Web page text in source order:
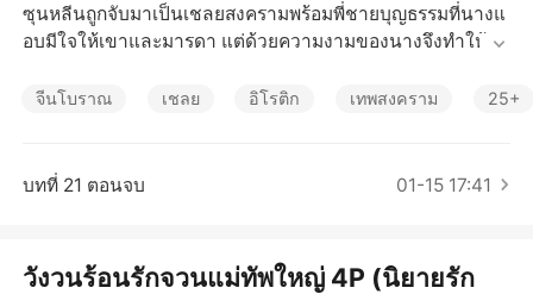
เรื่องสั้นคัดสรร
ซุนหลีนถูกจับมาเป็นเชลยสงครามพร้อมพี่ชายบุญธรรมที่นางแ
อบมีใจให้เขาและมารดา แต่ด้วยความงามของนางจึงทำให้ฮูห
ฉาก NC นำเนื้อหาแทบทั้งเรื่อง และพล็อตเบาคลายเครียด แท
ขอบคุณค่ะ
จีนโบราณ เชลย อิโรติก เทพสงคราม 25+
บทที่ 21 ตอนจบ 01-15 17:41
วังวนร้อนรักจวนแม่ทัพใหญ่ 4P (นิยายรัก